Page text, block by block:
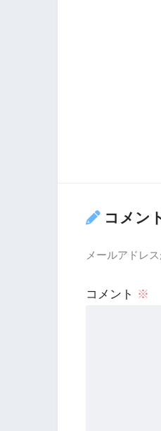
コメン
メールアドレ
コメント ※